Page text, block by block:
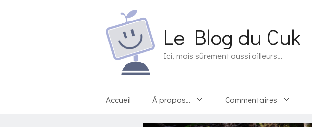
Le Blog du Cuk
Ici, mais sûrement aussi ailleurs…
Accueil À propos… Commentaires